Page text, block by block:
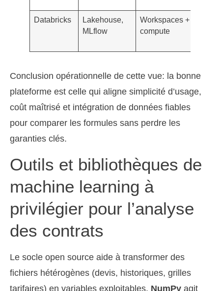
Databricks
Lakehouse,
MLflow
Workspaces +
compute
Conclusion opérationnelle de cette vue: la bonne
plateforme est celle qui aligne simplicité d’usage,
coût maîtrisé et intégration de données fiables
pour comparer les formules sans perdre les
garanties clés.
Outils et bibliothèques de
machine learning à
privilégier pour l’analyse
des contrats
Le socle open source aide à transformer des
fichiers hétérogènes (devis, historiques, grilles
tarifaires) en variables exploitables. NumPy agit